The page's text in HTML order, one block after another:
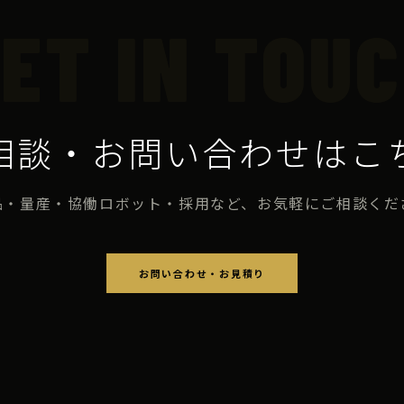
談・お問い合わせはこ
・量産・協働ロボット・採用など、お気軽にご相談くだ
お問い合わせ・お見積り